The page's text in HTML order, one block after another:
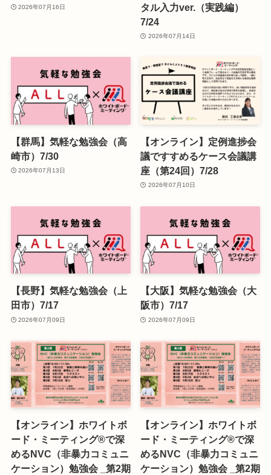
2026年07月16日
タル入力ver.（実践編）
7/24
2026年07月14日
【群馬】気軽な勉強会（高
崎市）7/30
2026年07月13日
【オンライン】定例進捗会
議ですすめるケース会議講
座（第24回）7/28
2026年07月10日
【長野】気軽な勉強会（上
田市）7/17
2026年07月09日
【大阪】気軽な勉強会（大
阪市）7/17
2026年07月09日
【オンライン】ホワイトボ
ード・ミーティング®で深
めるNVC（非暴力コミュニ
ケーション）勉強会 _第2期
【オンライン】ホワイトボ
ード・ミーティング®で深
めるNVC（非暴力コミュニ
ケーション）勉強会 _第2期